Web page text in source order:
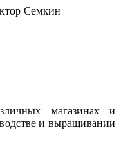
магазинах и
и выращивании